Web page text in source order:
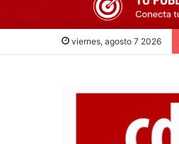
viernes, agosto 7 2026